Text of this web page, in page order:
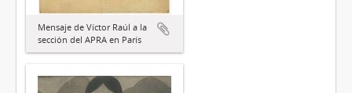
Mensaje de Víctor Raúl a la
sección del APRA en París